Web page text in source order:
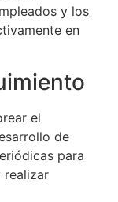
y los
en
el
de
para
realizar